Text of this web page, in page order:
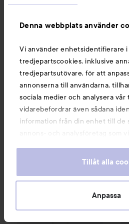
Denna webbplats använder
Vi använder enhetsidentifierare
tredjepartscookies, inklusive
tredjepartsutövare, för att
annonserna till användarna,
sociala medier och analysera vår
vidarebefordrar även sådana
information från din enhet till de
annons- och analysföretag som
information som du har
våra cookies vid fortsatt
För information om hur du kan
Tillåt alla
Anpassa
Manucurist
Gloss
230 kr
ManucuristActiveGlow™